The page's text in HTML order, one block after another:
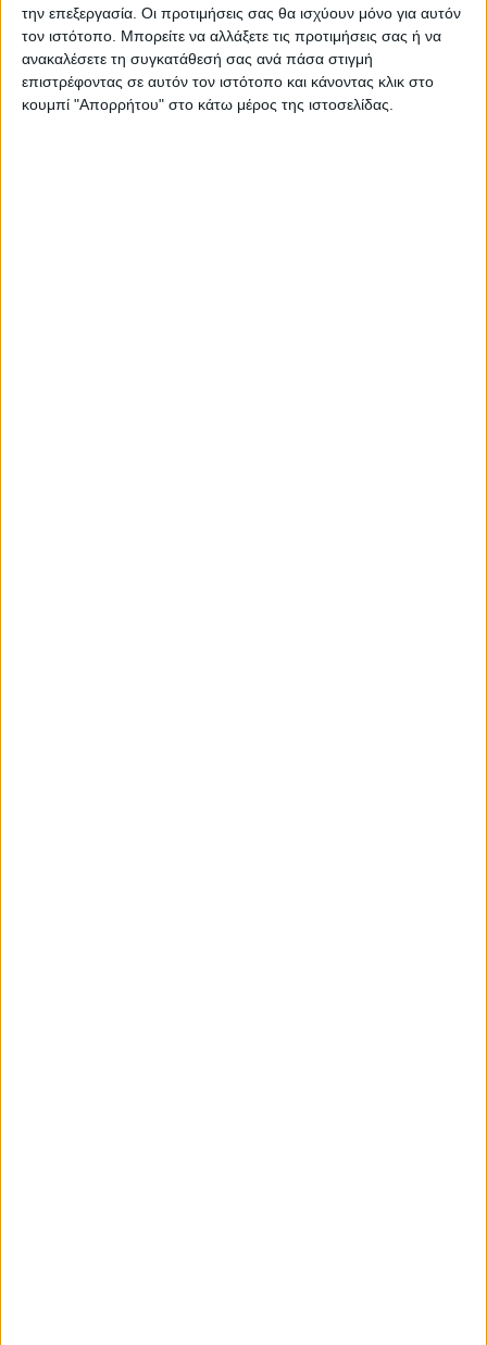
την επεξεργασία. Οι προτιμήσεις σας θα ισχύουν μόνο για αυτόν
τον ιστότοπο. Μπορείτε να αλλάξετε τις προτιμήσεις σας ή να
ανακαλέσετε τη συγκατάθεσή σας ανά πάσα στιγμή
επιστρέφοντας σε αυτόν τον ιστότοπο και κάνοντας κλικ στο
κουμπί "Απορρήτου" στο κάτω μέρος της ιστοσελίδας.